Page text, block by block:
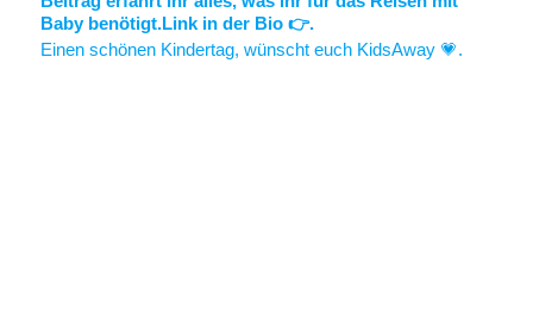
Einen schönen Kindertag, wünscht euch KidsAway 💗.